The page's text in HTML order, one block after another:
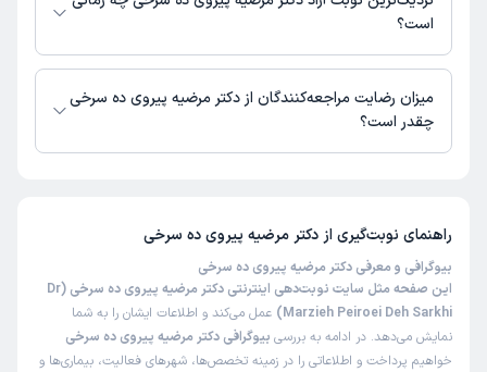
بگیرید.است؟
زمان نوبت‌دهی و پذیرش بیماران با هماهنگی مطب مشخص می‌شود.
میزان رضایت مراجعه‌کنندگان از دکتر مرضیه پیروی ده سرخی
چقدر است؟
راهنمای نوبت‌گیری از دکتر مرضیه پیروی ده سرخی
بیوگرافی و معرفی دکتر مرضیه پیروی ده سرخی
این صفحه مثل سایت نوبت‌دهی اینترنتی دکتر مرضیه پیروی ده سرخی (Dr
Marzieh Peiroei Deh Sarkhi)
عمل می‌کند و اطلاعات ایشان را به شما
نمایش می‌دهد. در ادامه به بررسی بیوگرافی دکتر مرضیه پیروی ده سرخی
خواهیم پرداخت و اطلاعاتی را در زمینه تخصص‌ها، شهرهای فعالیت، بیماری‌ها و